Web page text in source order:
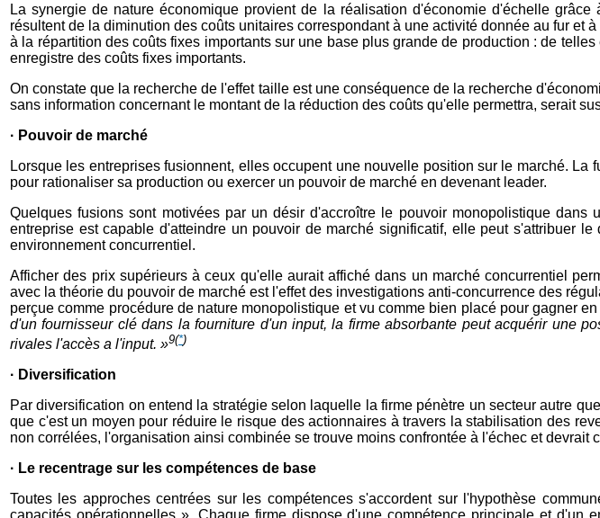
La synergie de nature économique provient de la réalisation d'économie d'échelle
résultent de la diminution des coûts unitaires correspondant à une activité donnée au fur
à la répartition des coûts fixes importants sur une base plus grande de production : de
enregistre des coûts fixes importants.
On constate que la recherche de l'effet taille est une conséquence de la recherche
sans information concernant le montant de la réduction des coûts qu'elle permettra, serait
· Pouvoir de marché
Lorsque les entreprises fusionnent, elles occupent une nouvelle position sur le marché.
pour rationaliser sa production ou exercer un pouvoir de marché en devenant leader.
Quelques fusions sont motivées par un désir d'accroître le pouvoir monopolistique
entreprise est capable d'atteindre un pouvoir de marché significatif, elle peut s'attribuer
environnement concurrentiel.
Afficher des prix supérieurs à ceux qu'elle aurait affiché dans un marché concurrentiel
avec la théorie du pouvoir de marché est l'effet des investigations anti-concurrence des
perçue comme procédure de nature monopolistique et vu comme bien placé pour gagner
d'un fournisseur clé dans la fourniture d'un input, la firme absorbante peut acquérir une
rivales l'accès a l'input. »9(*)
· Diversification
Par diversification on entend la stratégie selon laquelle la firme pénètre un secteur autre
que c'est un moyen pour réduire le risque des actionnaires à travers la stabilisation des
non corrélées, l'organisation ainsi combinée se trouve moins confrontée à l'échec et
· Le recentrage sur les compétences de base
Toutes les approches centrées sur les compétences s'accordent sur l'hypothèse
capacités opérationnelles ». Chaque firme dispose d'une compétence principale et